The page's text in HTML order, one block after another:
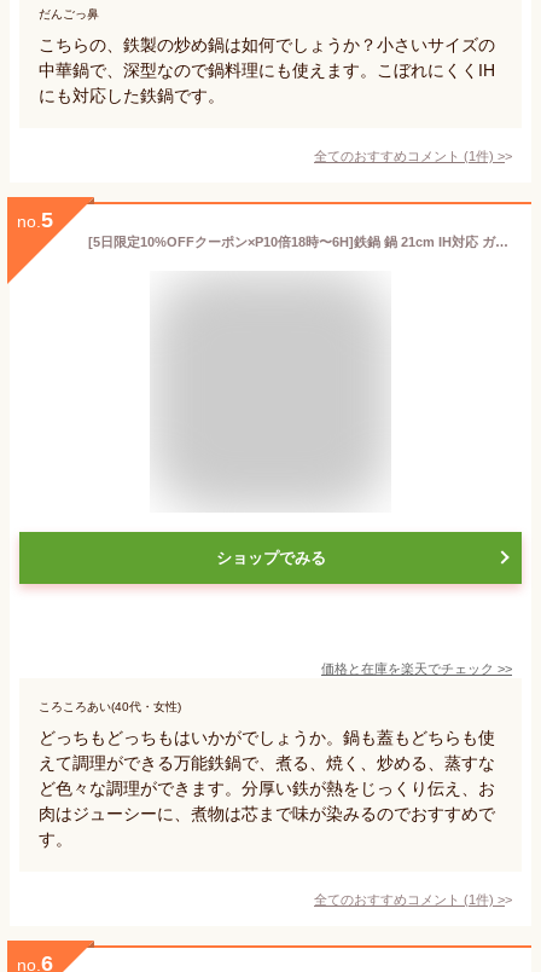
だんごっ鼻
こちらの、鉄製の炒め鍋は如何でしょうか？小さいサイズの
中華鍋で、深型なので鍋料理にも使えます。こぼれにくくIH
にも対応した鉄鍋です。
全てのおすすめコメント (1件) >
no. 5
[5日限定10%OFFクーポン×P10倍18時〜6H]鉄鍋 鍋 21cm IH対応 ガス火対応 万能鍋 キャンプ アウトドア ダッチオーブン 2WAY鍋 日本製 どっちもどっちも 即日出荷 H-N-0
ショップでみる
価格と在庫を楽天でチェック >>
ころころあい(40代・女性)
どっちもどっちもはいかがでしょうか。鍋も蓋もどちらも使
えて調理ができる万能鉄鍋で、煮る、焼く、炒める、蒸すな
ど色々な調理ができます。分厚い鉄が熱をじっくり伝え、お
肉はジューシーに、煮物は芯まで味が染みるのでおすすめで
す。
全てのおすすめコメント (1件) >
no. 6